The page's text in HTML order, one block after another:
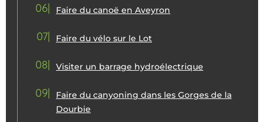
06 Faire du canoë en Aveyron
07 Faire du vélo sur le Lot
08 Visiter un barrage hydroélectrique
09
Faire du canyoning dans les Gorges de la
Dourbie